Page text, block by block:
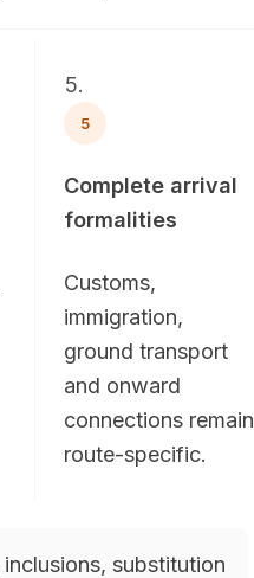
5
Complete arrival
formalities
Customs,
immigration,
ground transport
and onward
connections remain
route-specific.
substitution